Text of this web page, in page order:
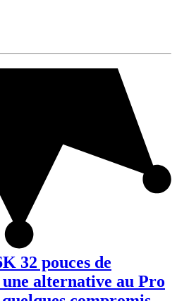
32 pouces de
alternative au Pro